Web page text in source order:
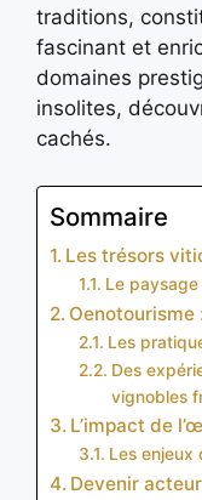
traditions,
fascinant et
domaines
insolites,
cachés.
Sommaire
Les trésors
Le
Oenotourisme
Les
Des
vignobles
L’impact de
Les enjeux
Devenir